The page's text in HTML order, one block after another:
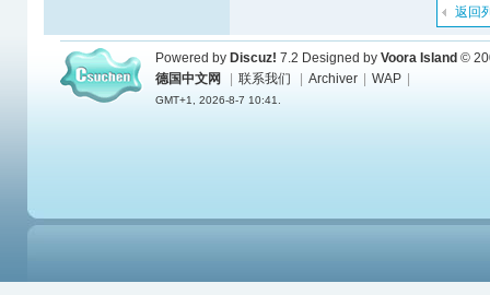
返回
Powered by Discuz! 7.2 Designed by Voora Island ©
德国中文网
联系我们 Archiver WAP
GMT+1, 2026-8-7 10:41.